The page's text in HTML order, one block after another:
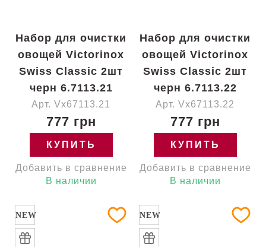
Набор для очистки
овощей Victorinox
Swiss Classic 2шт
черн 6.7113.21
Арт. Vx67113.21
777 грн
КУПИТЬ
Добавить в сравнение
В наличии
Набор для очистки
овощей Victorinox
Swiss Classic 2шт
черн 6.7113.22
Арт. Vx67113.22
777 грн
КУПИТЬ
Добавить в сравнение
В наличии
NEW NEW